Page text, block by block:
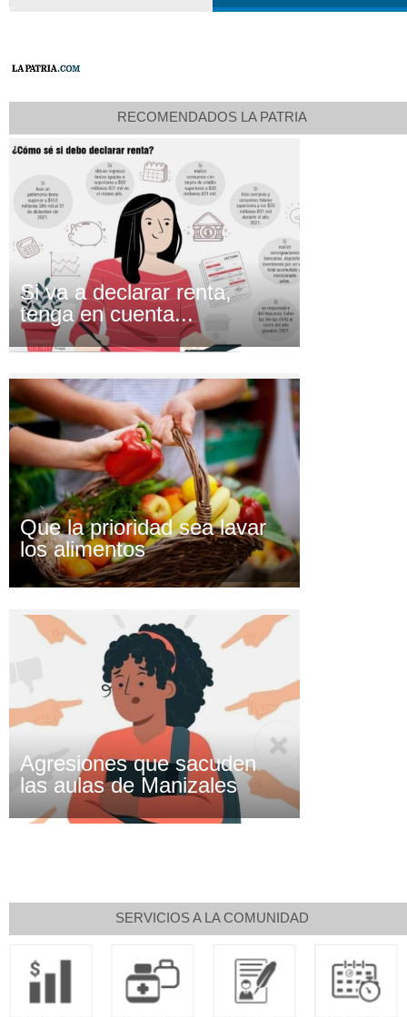
RECOMENDADOS LA PATRIA
Si va a declarar renta,
tenga en cuenta...
Que la prioridad sea lavar
los alimentos
Agresiones que sacuden
las aulas de Manizales
SERVICIOS A LA COMUNIDAD